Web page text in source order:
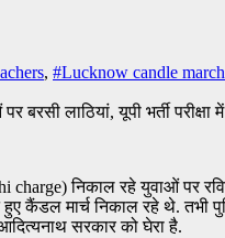
, #Lucknow candle
निकाल रहे युवाओं पर
कैंडल मार्च निकाल रहे थे. तभी
सरकार को घेरा है.